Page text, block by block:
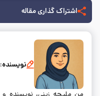
اشتراک گذاری مقاله
نویسنده: